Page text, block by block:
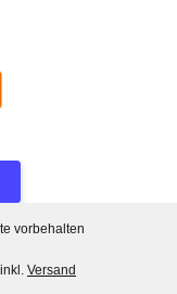
vorbehalten
Versand